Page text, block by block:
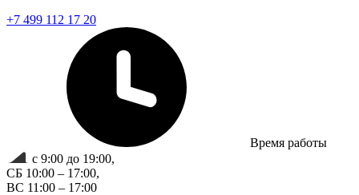
+7 499 112 17 20
Время работы
с 9:00 до 19:00,
СБ 10:00 – 17:00,
ВС 11:00 – 17:00